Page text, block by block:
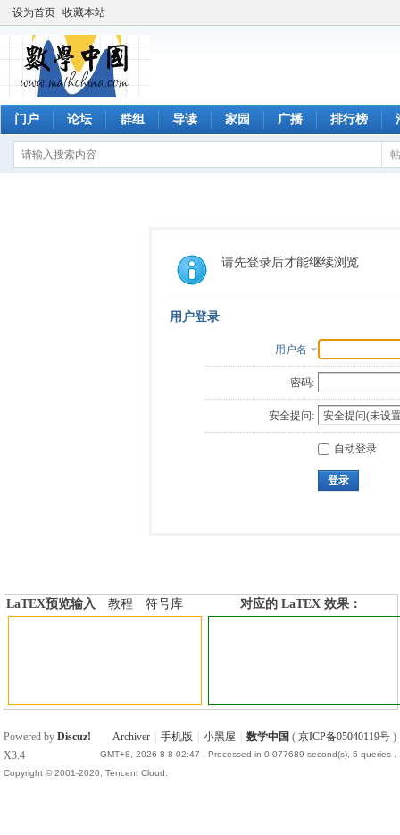
设为首页 收藏本站
门户 论坛 群组 导读 家园 广播 排行榜
请先登录后才能继续浏览
用户登录
用户名
密码:
安全提问:
自动登录
登录
LaTEX预览输入 教程
符号库
对应的 LaTEX 效果：
Archiver 手机版 小黑屋 数学中国 ( 京ICP备05040119号)
GMT+8, 2026-8-8 02:47 , Processed in 0.077689 second(s), 5 queries .
Powered byDiscuz!
X3.4
Copyright © 2001-2020, Tencent Cloud.